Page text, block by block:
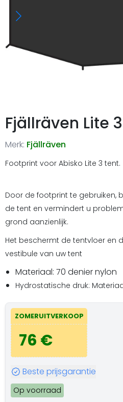
Fjällräven Lite
Merk: Fjällräven
Footprint voor Abisko Lite 3 tent.
Door de footprint te gebruiken,
de tent en vermindert u
grond aanzienlijk.
Het beschermt de tentvloer en
vestibule van uw tent
Materiaal: 70 denier nylon
Hydrostatische druk:
ZOMERUITVERKOOP
76 €
Beste prijsgarantie
Op voorraad